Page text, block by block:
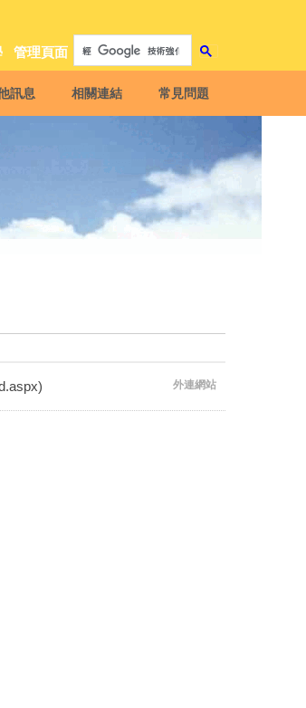
管理頁面
訊息 相關連結 常見問題
外連網站